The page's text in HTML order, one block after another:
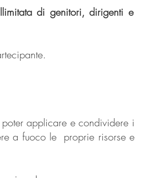
di genitori, dirigenti e
applicare e condividere i
a fuoco le proprie risorse e